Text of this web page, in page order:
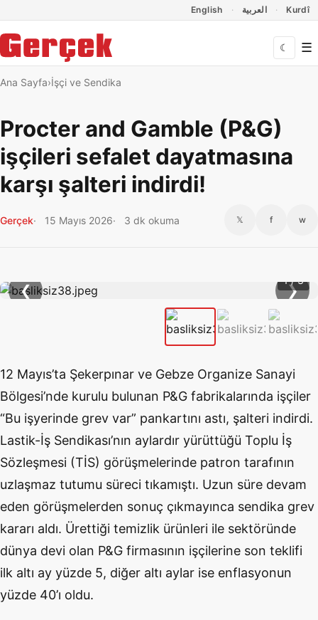
English العربية Kurdî
☾ ☰
Ana Sayfa İşçi ve Sendika
Procter and Gamble (P&G)
işçileri sefalet dayatmasına
karşı şalteri indirdi!
Gerçek 15 Mayıs 2026 3 dk okuma 𝕏 f w
❮ ❯
1 / 3
12 Mayıs’ta Şekerpınar ve Gebze Organize Sanayi
Bölgesi’nde kurulu bulunan P&G fabrikalarında işçiler
“Bu işyerinde grev var” pankartını astı, şalteri indirdi.
Lastik-İş Sendikası’nın aylardır yürüttüğü Toplu İş
Sözleşmesi (TİS) görüşmelerinde patron tarafının
uzlaşmaz tutumu süreci tıkamıştı. Uzun süre devam
eden görüşmelerden sonuç çıkmayınca sendika grev
kararı aldı. Ürettiği temizlik ürünleri ile sektöründe
dünya devi olan P&G firmasının işçilerine son teklifi
ilk altı ay yüzde 5, diğer altı aylar ise enflasyonun
yüzde 40’ı oldu.